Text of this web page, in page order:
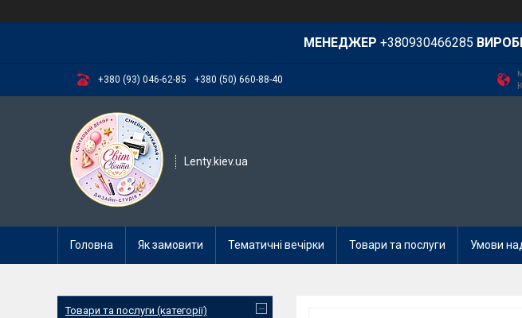
МЕНЕДЖЕР +380930466285
+380 (93) 046-62-85 +380 (50) 660-88-40
Lenty.kiev.ua
Головна Як замовити Тематичні вечірки Товари та послуги Умови
Товари та послуги (категорії)